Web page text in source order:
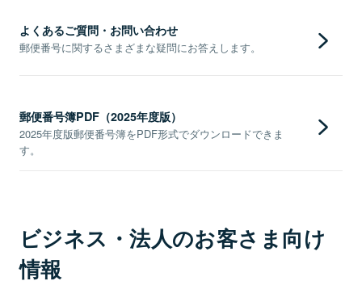
よくあるご質問・お問い合わせ
郵便番号に関するさまざまな疑問にお答えします。
郵便番号簿PDF（2025年度版）
2025年度版郵便番号簿をPDF形式でダウンロードできま
す。
ビジネス・法人のお客さま向け
情報